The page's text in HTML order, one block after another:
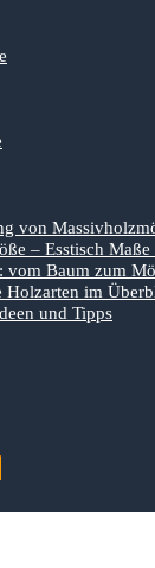
von
– Esstisch
vom Baum zum
Holzarten im
und Tipps